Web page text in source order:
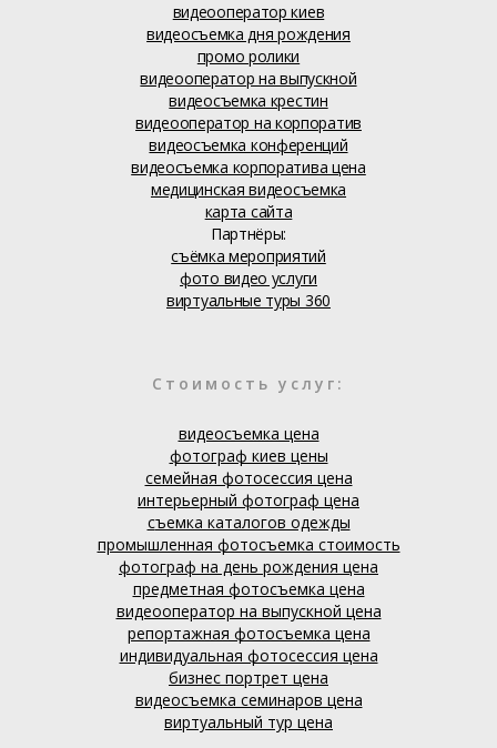
видеооператор киев
видеосъемка дня рождения
промо ролики
видеооператор на выпускной
видеосъемка крестин
видеооператор на корпоратив
видеосъемка конференций
видеосъемка корпоратива цена
медицинская видеосъемка
карта сайта
Партнёры:
съёмка мероприятий
фото видео услуги
виртуальные туры 360
Стоимость услуг:
видеосъемка цена
фотограф киев цены
семейная фотосессия цена
интерьерный фотограф цена
съемка каталогов одежды
промышленная фотосъемка стоимость
фотограф на день рождения цена
предметная фотосъемка цена
видеооператор на выпускной цена
репортажная фотосъемка цена
индивидуальная фотосессия цена
бизнес портрет цена
видеосъемка семинаров цена
виртуальный тур цена